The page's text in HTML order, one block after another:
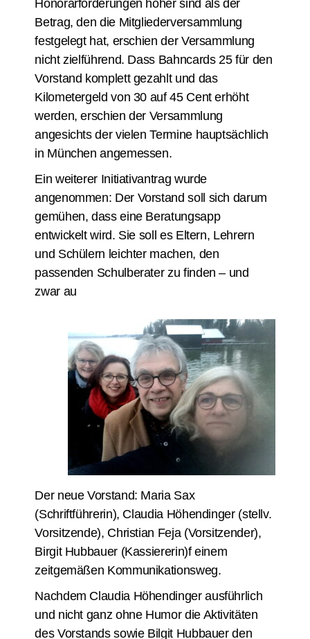
Honorarforderungen höher sind als der
Betrag, den die Mitgliederversammlung
festgelegt hat, erschien der Versammlung
nicht zielführend. Dass Bahncards 25 für den
Vorstand komplett gezahlt und das
Kilometergeld von 30 auf 45 Cent erhöht
werden, erschien der Versammlung
angesichts der vielen Termine hauptsächlich
in München angemessen.
Ein weiterer Initiativantrag wurde
angenommen: Der Vorstand soll sich darum
gemühen, dass eine Beratungsapp
entwickelt wird. Sie soll es Eltern, Lehrern
und Schülern leichter machen, den
passenden Schulberater zu finden – und
zwar au
Der neue Vorstand: Maria Sax
(Schriftführerin), Claudia Höhendinger (stellv.
Vorsitzende), Christian Feja (Vorsitzender),
Birgit Hubbauer (Kassiererin)f einem
zeitgemäßen Kommunikationsweg.
Nachdem Claudia Höhendinger ausführlich
und nicht ganz ohne Humor die Aktivitäten
des Vorstands sowie Bilgit Hubbauer den